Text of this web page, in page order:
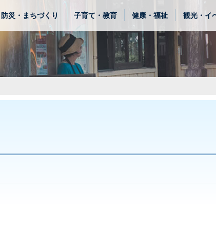
防災・まちづくり 子育て・教育 健康・福祉 観光・イ